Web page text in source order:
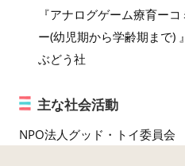
『アナログゲーム療育ー
ー(幼児期から学齢期まで) 』
ぶどう社
主な社会活動
NPO法人グッド・トイ委員会